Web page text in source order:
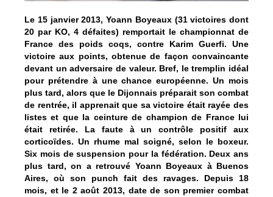
Le 15 janvier 2013, Yoann Boyeaux (31 victoires dont
20 par KO, 4 défaites) remportait le championnat de
France des poids coqs, contre Karim Guerfi. Une
victoire aux points, obtenue de façon convaincante
devant un adversaire de valeur. Bref, le tremplin idéal
pour prétendre à une chance européenne. Un mois
plus tard, alors que le Dijonnais préparait son combat
de rentrée, il apprenait que sa victoire était rayée des
listes et que la ceinture de champion de France lui
était retirée. La faute à un contrôle positif aux
corticoïdes. Un rhume mal soigné, selon le boxeur.
Six mois de suspension pour la fédération. Deux ans
plus tard, on a retrouvé Yoann Boyeaux à Buenos
Aires, où son punch fait des ravages. Depuis 18
mois, et le 2 août 2013, date de son premier combat